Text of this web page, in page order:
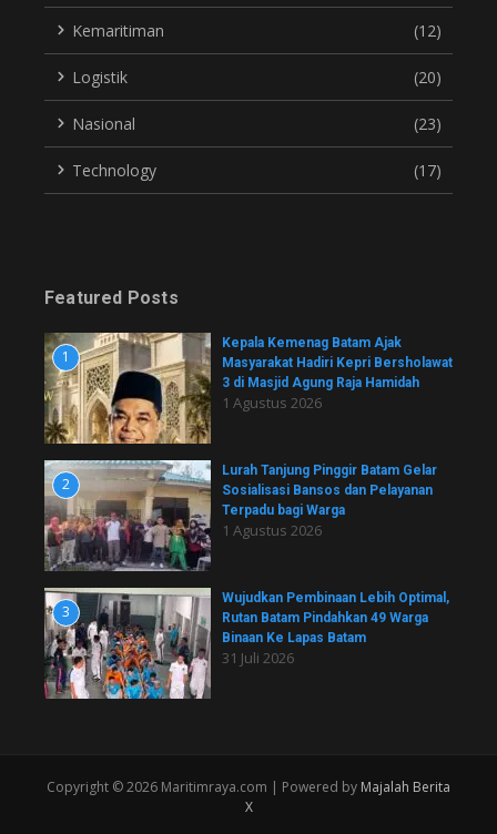
Kemaritiman (12)
Logistik (20)
Nasional (23)
Technology (17)
Featured Posts
1
Kepala Kemenag Batam Ajak
Masyarakat Hadiri Kepri Bersholawat
3 di Masjid Agung Raja Hamidah
1 Agustus 2026
2
Lurah Tanjung Pinggir Batam Gelar
Sosialisasi Bansos dan Pelayanan
Terpadu bagi Warga
1 Agustus 2026
3
Wujudkan Pembinaan Lebih Optimal,
Rutan Batam Pindahkan 49 Warga
Binaan Ke Lapas Batam
31 Juli 2026
Copyright © 2026 Maritimraya.com | Powered by Majalah Berita
X